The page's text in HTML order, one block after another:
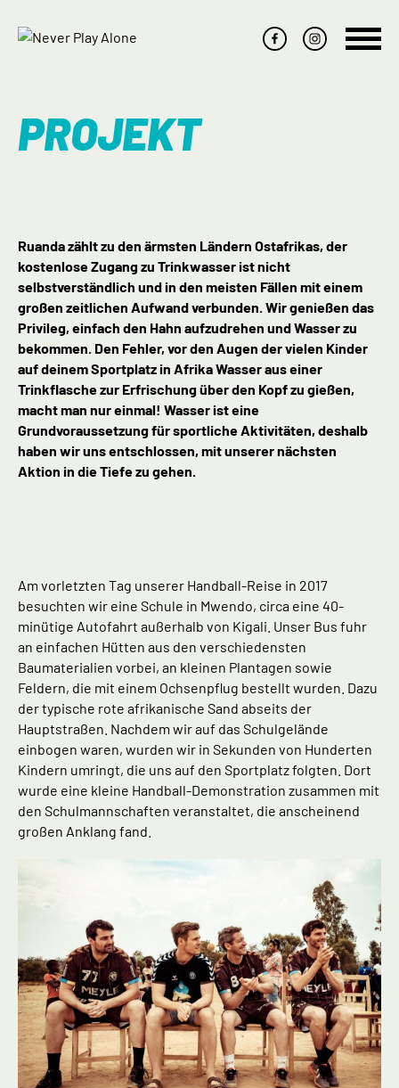
PROJEKT
Ruanda zählt zu den ärmsten Ländern Ostafrikas, der
kostenlose Zugang zu Trinkwasser ist nicht
selbstverständlich und in den meisten Fällen mit einem
großen zeitlichen Aufwand verbunden. Wir genießen das
Privileg, einfach den Hahn aufzudrehen und Wasser zu
bekommen. Den Fehler, vor den Augen der vielen Kinder
auf deinem Sportplatz in Afrika Wasser aus einer
Trinkflasche zur Erfrischung über den Kopf zu gießen,
macht man nur einmal! Wasser ist eine
Grundvoraussetzung für sportliche Aktivitäten, deshalb
haben wir uns entschlossen, mit unserer nächsten
Aktion in die Tiefe zu gehen.
Am vorletzten Tag unserer Handball-Reise in 2017
besuchten wir eine Schule in Mwendo, circa eine 40-
minütige Autofahrt außerhalb von Kigali. Unser Bus fuhr
an einfachen Hütten aus den verschiedensten
Baumaterialien vorbei, an kleinen Plantagen sowie
Feldern, die mit einem Ochsenpflug bestellt wurden. Dazu
der typische rote afrikanische Sand abseits der
Hauptstraßen. Nachdem wir auf das Schulgelände
einbogen waren, wurden wir in Sekunden von Hunderten
Kindern umringt, die uns auf den Sportplatz folgten. Dort
wurde eine kleine Handball-Demonstration zusammen mit
den Schulmannschaften veranstaltet, die anscheinend
großen Anklang fand.